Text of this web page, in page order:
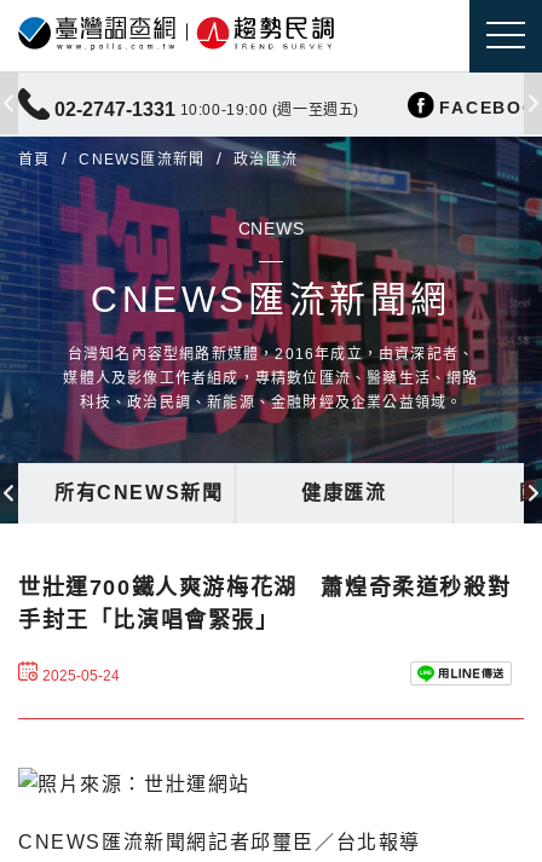
02-2747-1331 10:00-19:00 (週一至週五)
首頁 CNEWS匯流新聞 政治匯流
CNEWS
CNEWS匯流新聞網
台灣知名內容型網路新媒體，2016年成立，由資深記者、
媒體人及影像工作者組成，專精數位匯流、醫藥生活、網路
科技、政治民調、新能源、金融財經及企業公益領域。
所有CNEWS新聞 健康匯流
世壯運700鐵人爽游梅花湖 蕭煌奇柔道秒殺對
手封王「比演唱會緊張」
2025-05-24
CNEWS匯流新聞網記者邱璽臣／台北報導